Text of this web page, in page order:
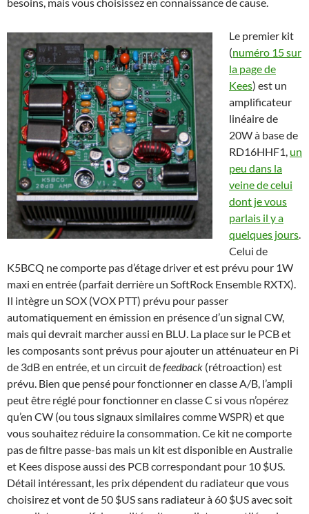
Le premier kit
(numéro 15 sur
la page de
Kees) est un
amplificateur
linéaire de
20W à base de
RD16HHF1, un
peu dans la
veine de celui
dont je vous
parlais il y a
quelques jours.
Celui de
K5BCQ ne comporte pas d’étage driver et est prévu pour 1W
maxi en entrée (parfait derrière un SoftRock Ensemble RXTX).
Il intègre un SOX (VOX PTT) prévu pour passer
automatiquement en émission en présence d’un signal CW,
mais qui devrait marcher aussi en BLU. La place sur le PCB et
les composants sont prévus pour ajouter un atténuateur en Pi
de 3dB en entrée, et un circuit defeedback (rétroaction) est
prévu. Bien que pensé pour fonctionner en classe A/B, l’ampli
peut être réglé pour fonctionner en classe C si vous n’opérez
qu’en CW (ou tous signaux similaires comme WSPR) et que
vous souhaitez réduire la consommation. Ce kit ne comporte
pas de filtre passe-bas mais un kit est disponible en Australie
et Kees dispose aussi des PCB correspondant pour 10 $US.
Détail intéressant, les prix dépendent du radiateur que vous
choisirez et vont de 50 $US sans radiateur à 60 $US avec soit